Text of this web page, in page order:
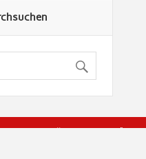
Gesellschaft (BGG)